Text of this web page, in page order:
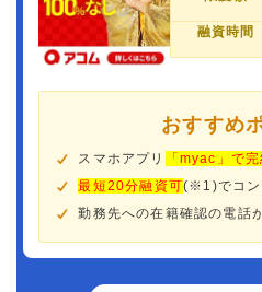
融資時間
おすすめ
スマホアプリ
「myac」で完
最短20分融資可(※1)でコン
勤務先への在籍確認の電話